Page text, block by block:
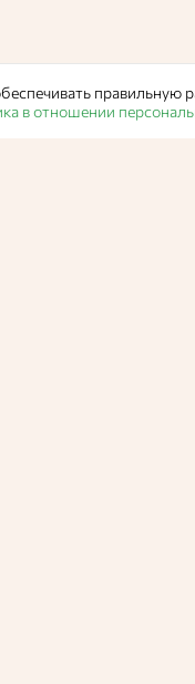
Но
разбираетесь?
Продукты
правильную
в отношении